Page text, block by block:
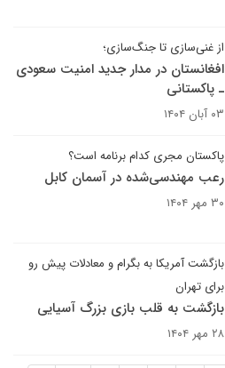
از غنی‌سازی تا جنگ‌سازی؛
افغانستان در مدار جدید امنیت سعودی
‌ـ ‌پاکستانی
۰۳ آبان ۱۴۰۴
پاکستان مجری کدام برنامه است؟
رعب مهندسی‌شده در آسمان کابل
۳۰ مهر ۱۴۰۴
بازگشت آمریکا به بگرام و معادلات پیش رو
برای تهران
بازگشت به قلب بازی بزرگ آسیایی
۲۸ مهر ۱۴۰۴